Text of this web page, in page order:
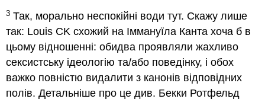
3 Так, морально неспокійні води тут. Скажу лише
так: Louis CK схожий на Іммануїла Канта хоча б в
цьому відношенні: обидва проявляли жахливо
сексистську ідеологію та/або поведінку, і обох
важко повністю видалити з канонів відповідних
полів. Детальніше про це див. Бекки Ротфельд